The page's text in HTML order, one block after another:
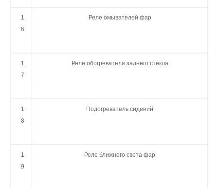
1
6
Реле омывателей фар
1
7
Реле обогревателя заднего стекла
1
8
Подогреватель сидений
1
9
Реле ближнего света фар